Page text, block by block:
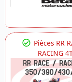
Pièces RR
RACING